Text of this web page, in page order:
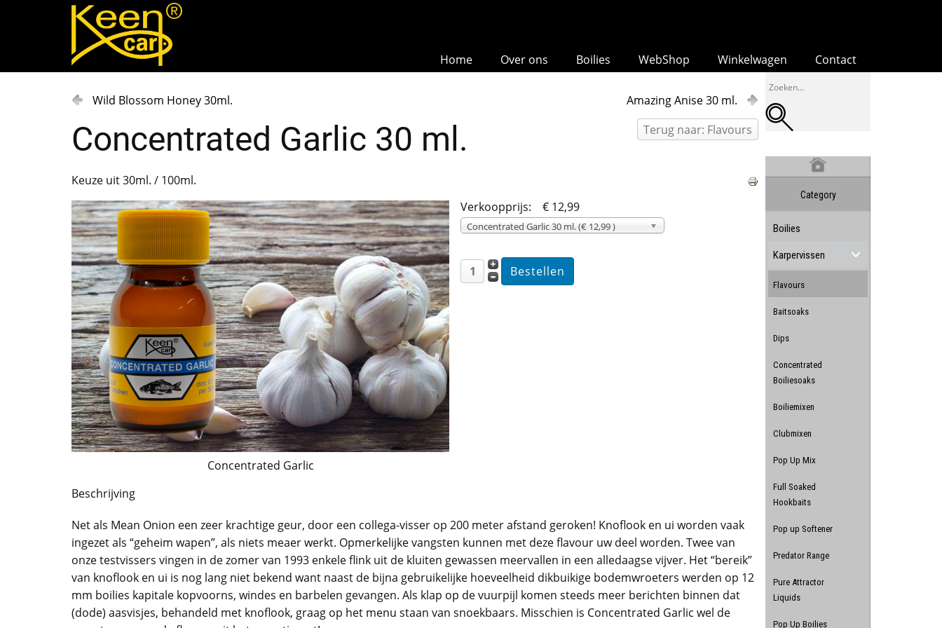
Home Over ons Boilies WebShop Winkelwagen Contact
Wild Blossom Honey 30ml.
Amazing Anise 30 ml.
Terug naar: Flavours
Concentrated Garlic 30 ml.
Keuze uit 30ml. / 100ml.
Concentrated Garlic
Verkoopprijs: € 12,99
Concentrated Garlic 30 ml. (€ 12,99 )
Beschrijving
Net als Mean Onion een zeer krachtige geur, door een collega-visser op 200 meter afstand geroken! Knoflook en ui worden vaak
ingezet als “geheim wapen”, als niets meaer werkt. Opmerkelijke vangsten kunnen met deze flavour uw deel worden. Twee van
onze testvissers vingen in de zomer van 1993 enkele flink uit de kluiten gewassen meervallen in een alledaagse vijver. Het “bereik”
van knoflook en ui is nog lang niet bekend want naast de bijna gebruikelijke hoeveelheid dikbuikige bodemwroeters werden op 12
mm boilies kapitale kopvoorns, windes en barbelen gevangen. Als klap op de vuurpijl komen steeds meer berichten binnen dat
(dode) aasvisjes, behandeld met knoflook, graag op het menu staan van snoekbaars. Misschien is Concentrated Garlic wel de
Category
Boilies
Karpervissen
Flavours
Baitsoaks
Dips
Concentrated
Boiliesoaks
Boiliemixen
Clubmixen
Pop Up Mix
Full Soaked
Hookbaits
Pop up Softener
Predator Range
Pure Attractor
Liquids
Pop Up Boilies